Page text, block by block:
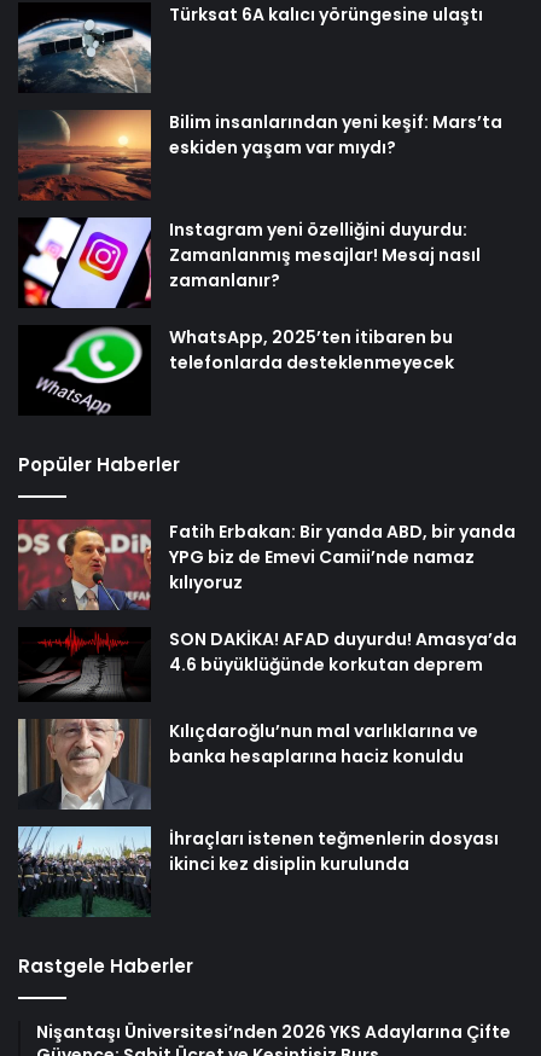
Türksat 6A kalıcı yörüngesine ulaştı
Bilim insanlarından yeni keşif: Mars’ta
eskiden yaşam var mıydı?
Instagram yeni özelliğini duyurdu:
Zamanlanmış mesajlar! Mesaj nasıl
zamanlanır?
WhatsApp, 2025’ten itibaren bu
telefonlarda desteklenmeyecek
Popüler Haberler
Fatih Erbakan: Bir yanda ABD, bir yanda
YPG biz de Emevi Camii’nde namaz
kılıyoruz
SON DAKİKA! AFAD duyurdu! Amasya’da
4.6 büyüklüğünde korkutan deprem
Kılıçdaroğlu’nun mal varlıklarına ve
banka hesaplarına haciz konuldu
İhraçları istenen teğmenlerin dosyası
ikinci kez disiplin kurulunda
Rastgele Haberler
Nişantaşı Üniversitesi’nden 2026 YKS Adaylarına Çifte